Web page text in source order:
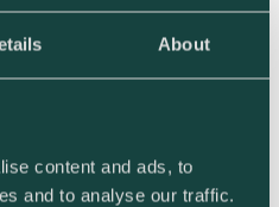
About
content and ads, to
and to analyse our traffic.
16
15,